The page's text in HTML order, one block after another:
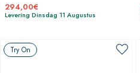
294,00€
Levering Dinsdag 11 Augustus
Try On